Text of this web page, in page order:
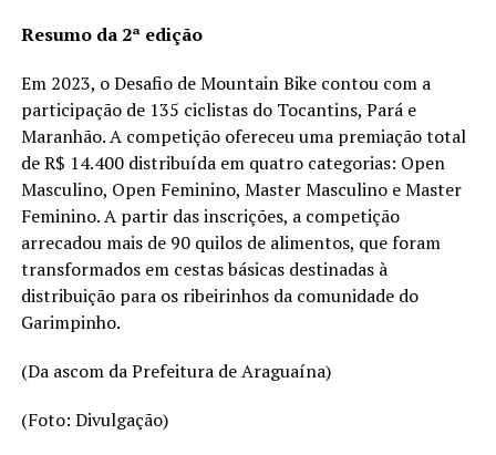
Resumo da 2ª edição
Em 2023, o Desafio de Mountain Bike contou com a
participação de 135 ciclistas do Tocantins, Pará e
Maranhão. A competição ofereceu uma premiação total
de R$ 14.400 distribuída em quatro categorias: Open
Masculino, Open Feminino, Master Masculino e Master
Feminino. A partir das inscrições, a competição
arrecadou mais de 90 quilos de alimentos, que foram
transformados em cestas básicas destinadas à
distribuição para os ribeirinhos da comunidade do
Garimpinho.
(Da ascom da Prefeitura de Araguaína)
(Foto: Divulgação)